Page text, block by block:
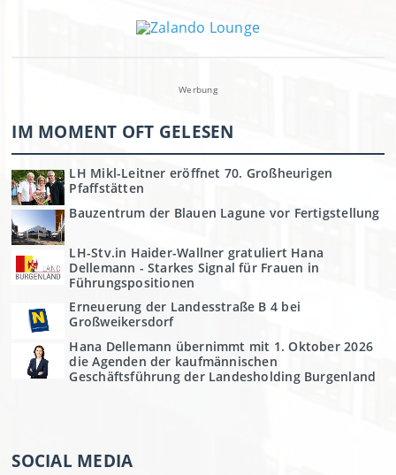
Werbung
IM MOMENT OFT GELESEN
LH Mikl-Leitner eröffnet 70. Großheurigen
Pfaffstätten
Bauzentrum der Blauen Lagune vor Fertigstellung
LH-Stv.in Haider-Wallner gratuliert Hana
Dellemann - Starkes Signal für Frauen in
Führungspositionen
Erneuerung der Landesstraße B 4 bei
Großweikersdorf
Hana Dellemann übernimmt mit 1. Oktober 2026
die Agenden der kaufmännischen
Geschäftsführung der Landesholding Burgenland
SOCIAL MEDIA